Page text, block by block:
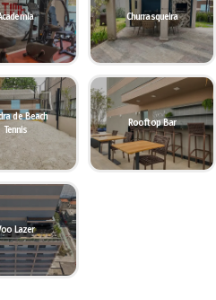
Churrasqueira
de Beach
Tennis
Rooftop Bar
Lazer